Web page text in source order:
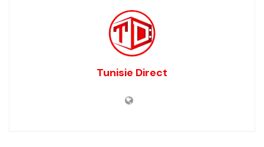
Tunisie Direct